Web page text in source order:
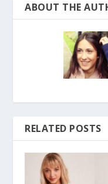
ABOUT THE
RELATED POSTS